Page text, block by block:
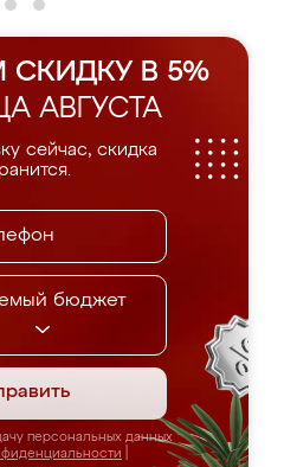
В 5%
АВГУСТА
сейчас, скидка
бюджет
персональных данных